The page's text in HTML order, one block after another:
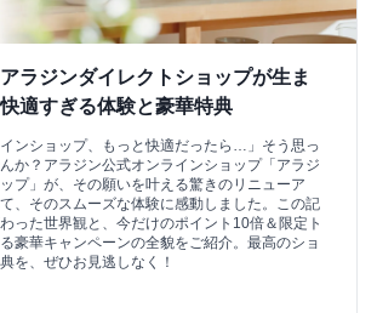
アラジンダイレクトショップが生ま
適すぎる体験と豪華特典
インショップ、もっと快適だったら…」そう思っ
か？アラジン公式オンラインショップ「アラジ
プ」が、その願いを叶える驚きのリニューア
、そのスムーズな体験に感動しました。この記
った世界観と、今だけのポイント10倍＆限定ト
豪華キャンペーンの全貌をご紹介。最高のショ
を、ぜひお見逃しなく！